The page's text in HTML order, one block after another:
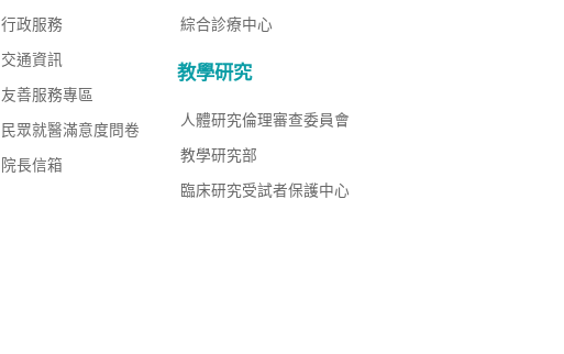
行政服務
交通資訊
友善服務專區
民眾就醫滿意度問卷
院長信箱
綜合診療中心
教學研究
人體研究倫理審查委員會
教學研究部
臨床研究受試者保護中心